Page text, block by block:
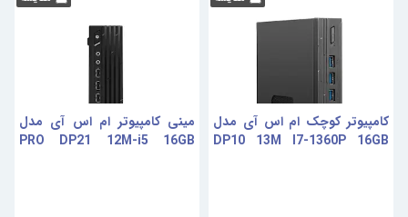
کامپیوتر کوچک ام اس آی مدل
DP10 13M I7-1360P 16GB
مینی کامپیوتر ام اس آی مدل
PRO DP21 12M-i5 16GB